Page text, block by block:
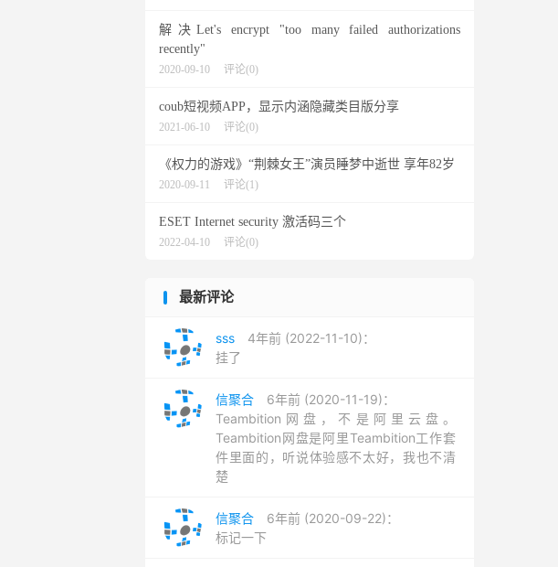
解决Let's encrypt "too many failed authorizations
recently"
2020-09-10 评论(0)
coub短视频APP，显示内涵隐藏类目版分享
2021-06-10 评论(0)
《权力的游戏》“荆棘女王”演员睡梦中逝世 享年82岁
2020-09-11 评论(1)
ESET Internet security 激活码三个
2022-04-10 评论(0)
最新评论
sss
4年前 (2022-11-10)：
挂了
信聚合
6年前 (2020-11-19)：
Teambition网盘，不是阿里云盘。
Teambition网盘是阿里Teambition工作套
件里面的，听说体验感不太好，我也不清
楚
信聚合
6年前 (2020-09-22)：
标记一下